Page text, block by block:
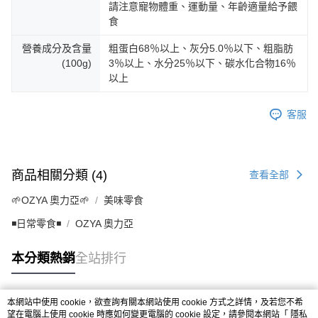
請注意寵物體重、運動量、年齡適量給予餵
食
營養成分及含量
(100g)
粗蛋白68％以上、灰分5.0％以下、粗脂肪
3％以上、水分25％以下、碳水化合物16％
以上
客服
商品相關分類 (4) 查看全部
🌱OZYA 奧力亞🌱 美味零食
◾日常零食◾ OZYA 奧力亞
本分類熱銷全站排行
熱門標籤
本網站中使用 cookie，欲查詢有關本網站使用 cookie 方式之詳情，及若您不希
望在電腦上使用 cookie 時應如何變更電腦的 cookie 設定，請參閱本網站「 隱私